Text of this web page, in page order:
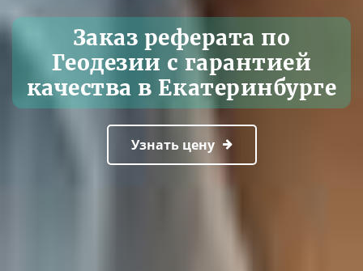
Заказ реферата по
Геодезии с гарантией
качества в Екатеринбурге
Узнать цену